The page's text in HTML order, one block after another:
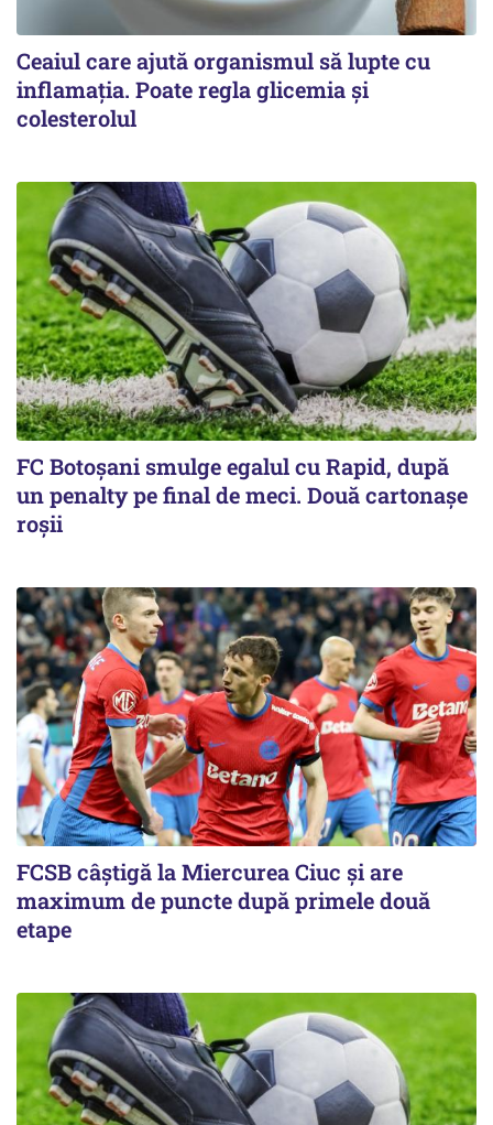
Ceaiul care ajută organismul să lupte cu
inflamația. Poate regla glicemia și
colesterolul
FC Botoşani smulge egalul cu Rapid, după
un penalty pe final de meci. Două cartonaşe
roşii
FCSB câştigă la Miercurea Ciuc şi are
maximum de puncte după primele două
etape